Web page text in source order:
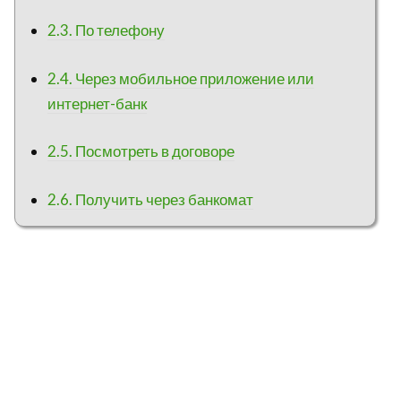
2.3. По телефону
2.4. Через мобильное приложение или
интернет-банк
2.5. Посмотреть в договоре
2.6. Получить через банкомат